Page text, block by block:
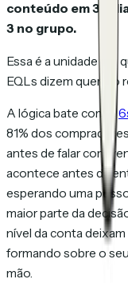
conteúdo em 30
3 no grupo.
Essa é a unidade em
EQLs dizem quem; o
A lógica bate com o
81% dos
antes de falar com
acontece antes da
esperando uma
maior parte da
nível da conta
formando sobre o
mão.